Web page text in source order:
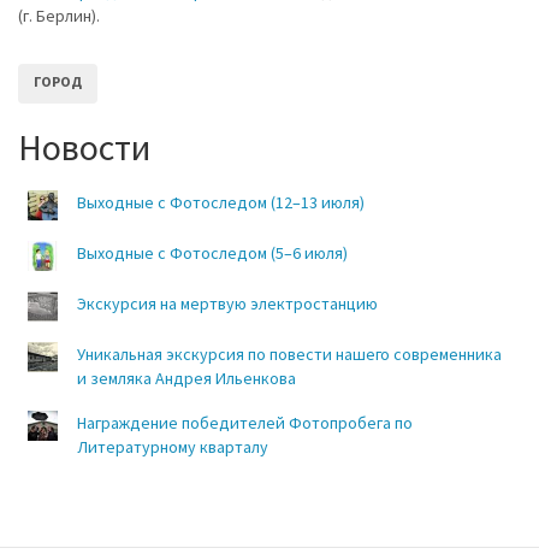
(г. Берлин).
ГОРОД
Новости
Выходные с Фотоследом (12–13 июля)
Выходные с Фотоследом (5–6 июля)
Экскурсия на мертвую электростанцию
Уникальная экскурсия по повести нашего современника
и земляка Андрея Ильенкова
Награждение победителей Фотопробега по
Литературному кварталу